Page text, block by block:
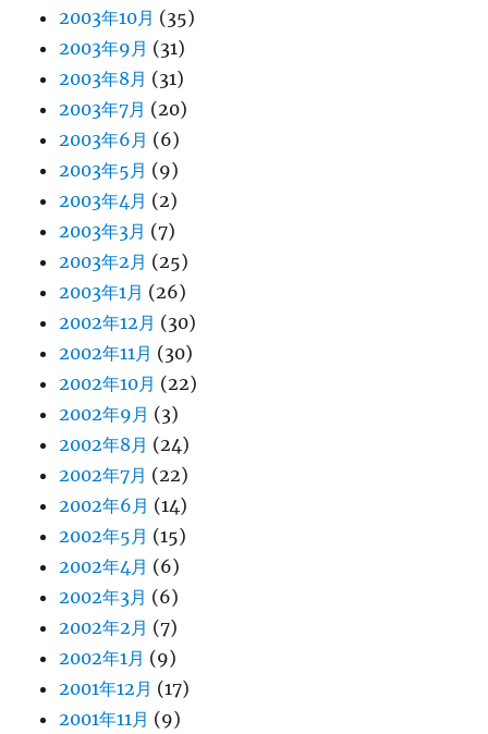
2003年10月 (35)
2003年9月 (31)
2003年8月 (31)
2003年7月 (20)
2003年6月 (6)
2003年5月 (9)
2003年4月 (2)
2003年3月 (7)
2003年2月 (25)
2003年1月 (26)
2002年12月 (30)
2002年11月 (30)
2002年10月 (22)
2002年9月 (3)
2002年8月 (24)
2002年7月 (22)
2002年6月 (14)
2002年5月 (15)
2002年4月 (6)
2002年3月 (6)
2002年2月 (7)
2002年1月 (9)
2001年12月 (17)
2001年11月 (9)